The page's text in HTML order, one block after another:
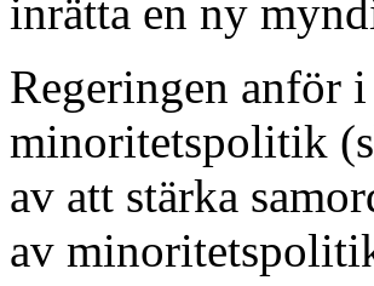
inrätta en ny
Regeringen anför
minoritetspolitik
av att stärka
av